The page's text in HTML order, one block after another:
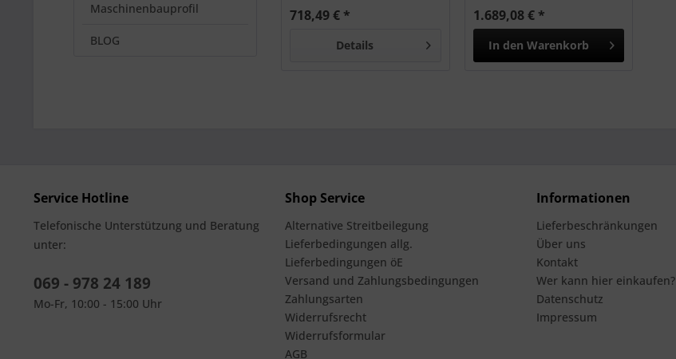
Maschinenbauprofil
BLOG
718,49 € *
Details
1.689,08 € *
In den Warenkorb
Service Hotline
Telefonische Unterstützung und Beratung
unter:
069 - 978 24 189
Mo-Fr, 10:00 - 15:00 Uhr
Shop Service
Alternative Streitbeilegung
Lieferbedingungen allg.
Lieferbedingungen öE
Versand und Zahlungsbedingungen
Zahlungsarten
Widerrufsrecht
Widerrufsformular
AGB
Informationen
Lieferbeschränkungen
Über uns
Kontakt
Wer kann hier einkaufen?
Datenschutz
Impressum